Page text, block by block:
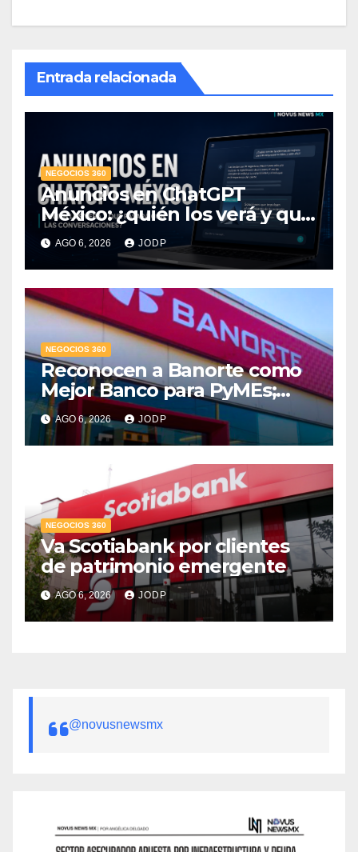
Entrada relacionada
NEGOCIOS 360
Anuncios en ChatGPT
México: ¿quién los verá y qué
pasará con las
conversaciones?
AGO 6, 2026 JODP
NEGOCIOS 360
Reconocen a Banorte como
Mejor Banco para PyMEs;
supera 14% del mercado
crediticio
AGO 6, 2026 JODP
NEGOCIOS 360
Va Scotiabank por clientes
de patrimonio emergente
AGO 6, 2026 JODP
@novusnewsmx